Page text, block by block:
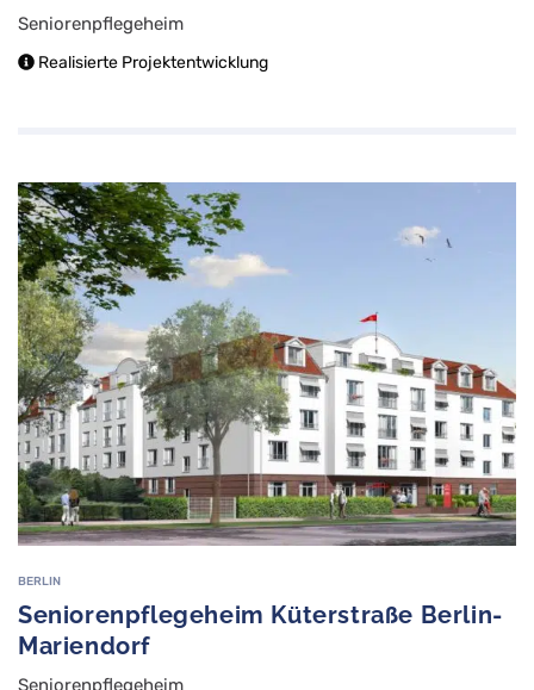
Seniorenpflegeheim
Realisierte Projektentwicklung
BERLIN
Seniorenpflegeheim Küterstraße Berlin-
Mariendorf
Seniorenpflegeheim